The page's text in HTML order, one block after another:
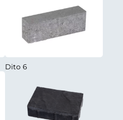
Dito 6